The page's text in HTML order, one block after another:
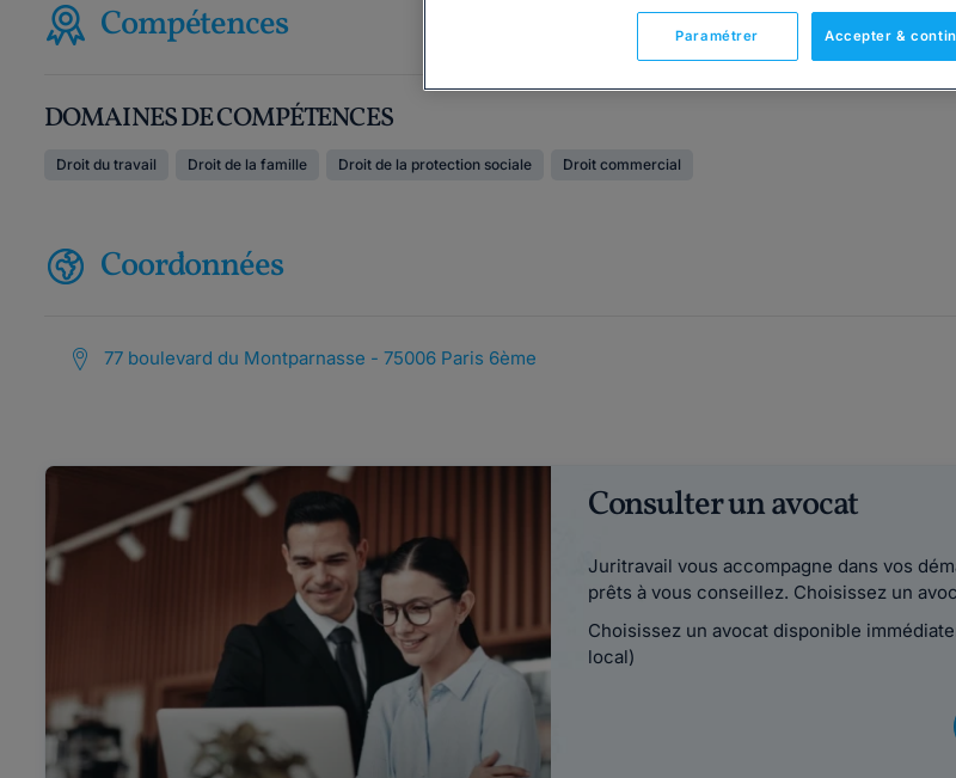
Compétences
DOMAINES DE COMPÉTENCES
Droit du travail Droit de la famille Droit de la protection sociale Droit commercial
Coordonnées
77 boulevard du Montparnasse - 75006 Paris 6ème
Consulter un avocat
Juritravail vous accompagne dans vos
prêts à vous conseillez. Choisissez un
Choisissez un avocat disponible
local)
Accepter &
Paramétrer